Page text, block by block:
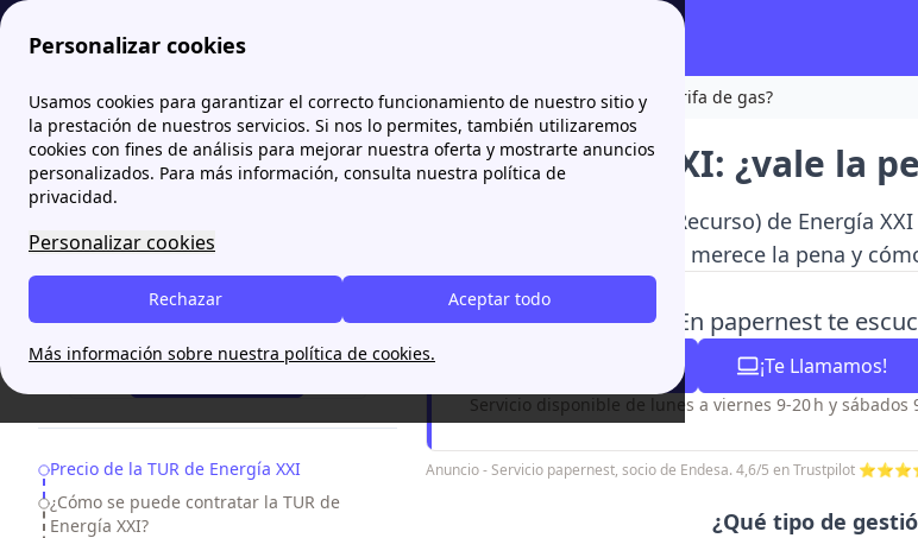
Personalizar cookies
Usamos cookies para garantizar el correcto funcionamiento de nuestro sitio y
la prestación de nuestros servicios. Si nos lo permites, también utilizaremos
cookies con fines de análisis para mejorar nuestra oferta y mostrarte anuncios
personalizados. Para más información, consulta nuestra política de
privacidad.
Personalizar cookies
Aceptar todo
Rechazar
Más información sobre nuestra política de cookies.
Papernest.es MoreEnergía XXI TUR Energía XXI: ¿vale la pena contratar esta tarifa de gas?
¿Necesitas ayuda?
Table of Contents
Precio de la TUR de Energía XXI
¿Cómo se puede contratar la TUR de
Energía XXI?
TUR Energía XXI: ¿vale la
La TUR (Tarifa de Último Recurso) de Energía XXI
es su precio, si realmente merece la pena y
¿Necesitas ayuda? En papernest te
¡Te Llamamos!
Servicio disponible de lunes a viernes 9-20 h y sábados
Anuncio - Servicio papernest, socio de Endesa. 4,6/5 en Trustpilot
¿Qué tipo de